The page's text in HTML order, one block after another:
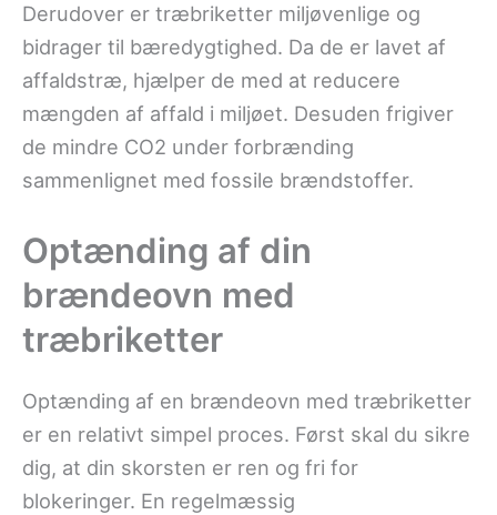
Derudover er træbriketter miljøvenlige og
bidrager til bæredygtighed. Da de er lavet af
affaldstræ, hjælper de med at reducere
mængden af affald i miljøet. Desuden frigiver
de mindre CO2 under forbrænding
sammenlignet med fossile brændstoffer.
Optænding af din
brændeovn med
træbriketter
Optænding af en brændeovn med træbriketter
er en relativt simpel proces. Først skal du sikre
dig, at din skorsten er ren og fri for
blokeringer. En regelmæssig